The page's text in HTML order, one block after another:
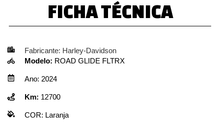
FICHA TÉCNICA
Fabricante: Harley-Davidson
Modelo: ROAD GLIDE FLTRX
Ano: 2024
Km: 12700
COR: Laranja